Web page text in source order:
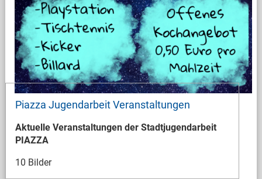
Piazza Jugendarbeit Veranstaltungen
Aktuelle Veranstaltungen der Stadtjugendarbeit
PIAZZA
10 Bilder